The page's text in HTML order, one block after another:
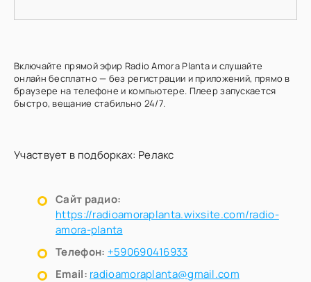
Включайте прямой эфир Radio Amora Planta и слушайте
онлайн бесплатно — без регистрации и приложений, прямо в
браузере на телефоне и компьютере. Плеер запускается
быстро, вещание стабильно 24/7.
Участвует в подборках: Релакс
Сайт радио:
https://radioamoraplanta.wixsite.com/radio-
amora-planta
Телефон: +590690416933
Email: radioamoraplanta@gmail.com